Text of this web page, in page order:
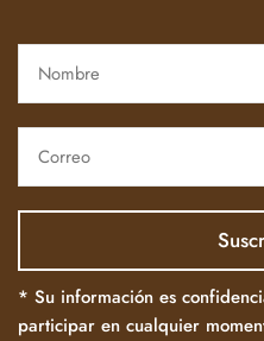
* Su información es
participar en cualquier